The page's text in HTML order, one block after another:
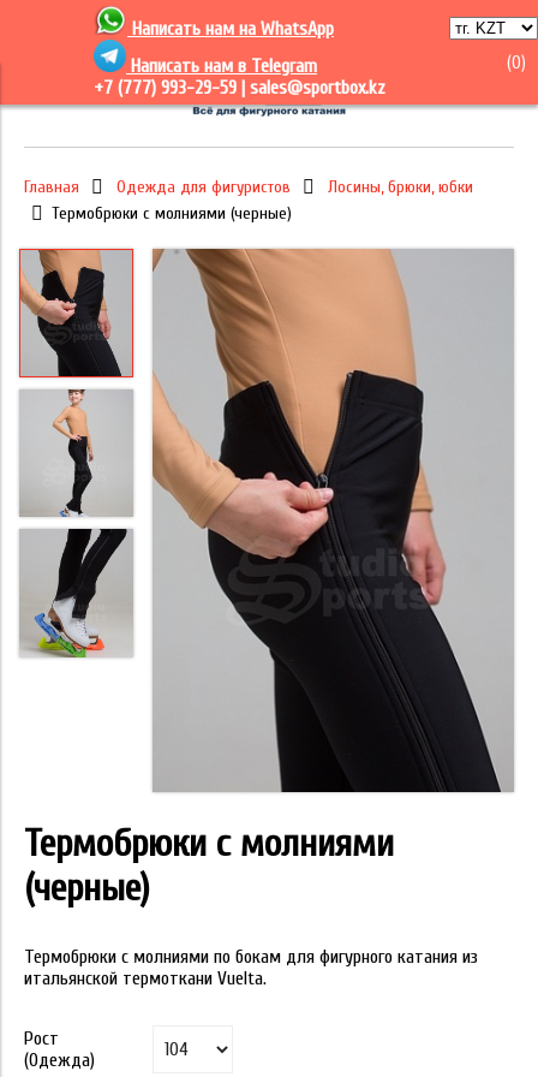
Написать нам на WhatsApp
Написать нам в Telegram
+7 (777) 993-29-59 | sales@sportbox.kz
(0)
Главная Одежда для фигуристов
Лосины, брюки, юбки
Термобрюки с молниями (черные)
Термобрюки с молниями
(черные)
Термобрюки с молниями по бокам для фигурного катания из
итальянской термоткани Vuelta.
Рост
(Одежда)